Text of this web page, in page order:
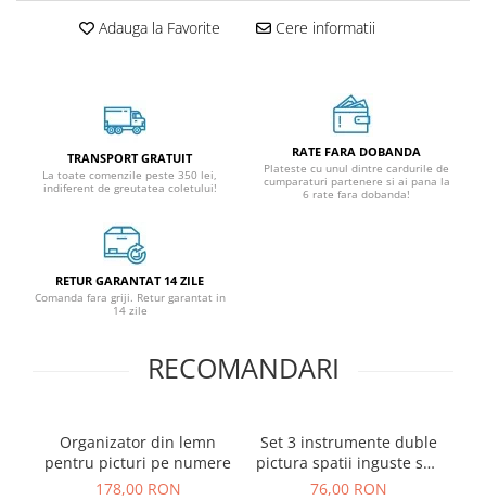
Adauga la Favorite Cere informatii
TRANSPORT GRATUIT
La toate comenzile peste 350 lei,
indiferent de greutatea coletului!
RATE FARA DOBANDA
Plateste cu unul dintre cardurile de
cumparaturi partenere si ai pana la
6 rate fara dobanda!
RETUR GARANTAT 14 ZILE
Comanda fara griji. Retur garantat in
14 zile
RECOMANDARI
Organizator din lemn
pentru picturi pe numere
178,00 RON
Set 3 instrumente duble
pictura spatii inguste sau
dotting
76,00 RON